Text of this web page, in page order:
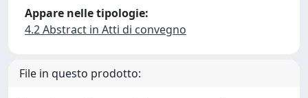
Appare nelle tipologie:
4.2 Abstract in Atti di convegno
File in questo prodotto: